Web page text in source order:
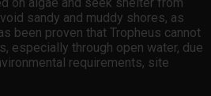
sandy and muddy shores, as
been proven that Tropheus cannot
especially through open water, due
requirements, site